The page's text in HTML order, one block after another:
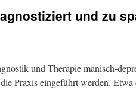
und zu
und Therapie manisch-
Praxis eingeführt werden. Etwa